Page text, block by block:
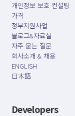
개인정보 보호 컨설팅
가격
정부지원사업
블로그&자료실
자주 묻는 질문
회사소개 & 채용
ENGLISH
日本語
Developers